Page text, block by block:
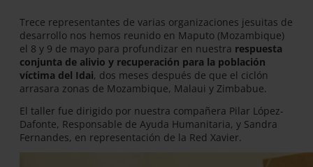
Trece representantes de varias organizaciones jesuitas de
desarrollo nos hemos reunido en Maputo (Mozambique)
el 8 y 9 de mayo para profundizar en nuestra respuesta
conjunta de alivio y recuperación para la población
víctima del Idai, dos meses después de que el ciclón
arrasara zonas de Mozambique, Malaui y Zimbabue.
El taller fue dirigido por nuestra compañera Pilar López-
Dafonte, Responsable de Ayuda Humanitaria, y Sandra
Fernandes, en representación de la Red Xavier.